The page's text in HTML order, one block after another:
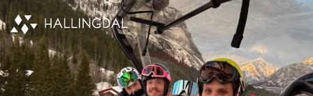
Skip to Content